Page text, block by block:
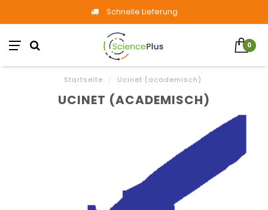
Schnelle Lieferung
0
Startseite / Ucinet (academisch)
UCINET (ACADEMISCH)